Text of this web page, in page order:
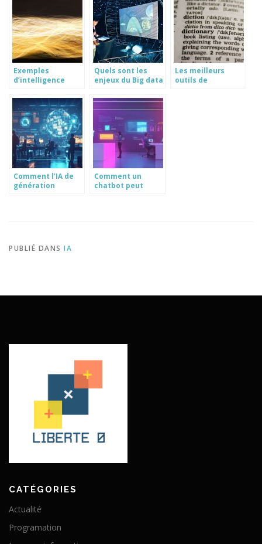
Exemples
d’intelligence
travers des
réalisations
Quels sont les
enjeux du Big data
Les meilleurs
outils de
Comment l’IA de
génération
Comment un
chatbot peut
PUBLIÉ DANS IA
CATÉGORIES
Actualité
Programation